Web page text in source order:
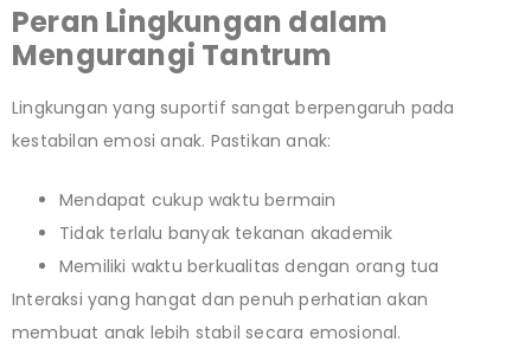
Peran Lingkungan dalam
Mengurangi Tantrum
Lingkungan yang suportif sangat berpengaruh pada
kestabilan emosi anak. Pastikan anak:
Mendapat cukup waktu bermain
Tidak terlalu banyak tekanan akademik
Memiliki waktu berkualitas dengan orang tua
Interaksi yang hangat dan penuh perhatian akan
membuat anak lebih stabil secara emosional.